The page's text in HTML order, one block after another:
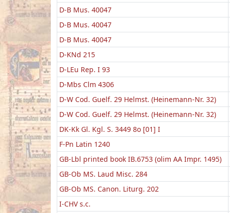
D-B Mus. 40047
D-B Mus. 40047
D-B Mus. 40047
D-KNd 215
D-LEu Rep. I 93
D-Mbs Clm 4306
D-W Cod. Guelf. 29 Helmst. (Heinemann-Nr. 32)
D-W Cod. Guelf. 29 Helmst. (Heinemann-Nr. 32)
DK-Kk Gl. Kgl. S. 3449 8o [01] I
F-Pn Latin 1240
GB-Lbl printed book IB.6753 (olim AA Impr. 1495)
GB-Ob MS. Laud Misc. 284
GB-Ob MS. Canon. Liturg. 202
I-CHV s.c.